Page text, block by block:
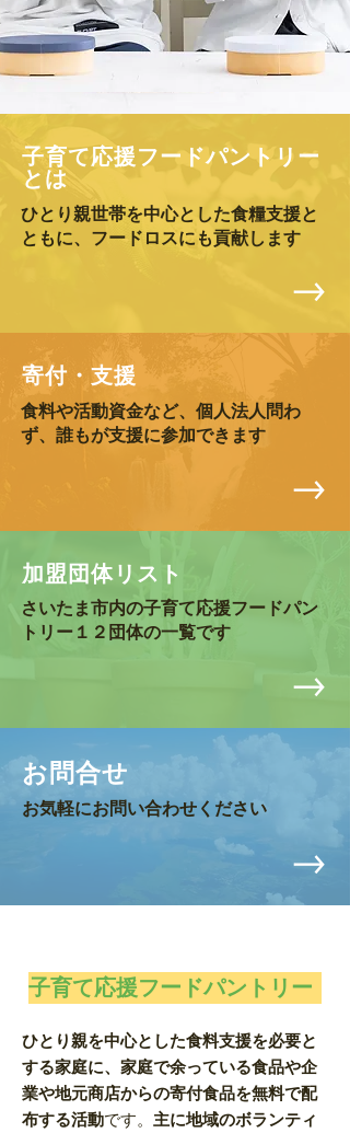
子育て応援フードパントリー
とは
​ひとり親世帯を中心とした食糧支援と
ともに、フードロスにも貢献します
寄付・支援
食料や活動資金など、個人法人問わ
ず、誰もが支援に参加できます
​加盟団体リスト
​さいたま市内の子育て応援フードパン
トリー１２団体の一覧です
お問合せ
​お気軽にお問い合わせください
子育て応援フードパントリー
ひとり親を中心とした食料支援を必要と
する家庭に、家庭で余っている食品や企
業や地元商店からの寄付食品を無料で配
布する活動です。 主に地域のボランティ